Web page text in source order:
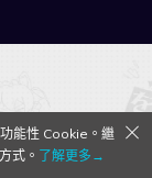
能性 Cookie。繼
式。 了解更多→